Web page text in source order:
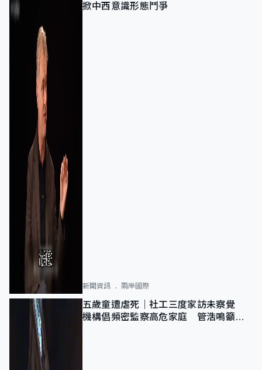
掀中西意識形態鬥爭
新聞資訊 兩岸國際
五歲童遭虐死｜社工三度家訪未察覺
機構倡頻密監察高危家庭 管浩鳴籲加